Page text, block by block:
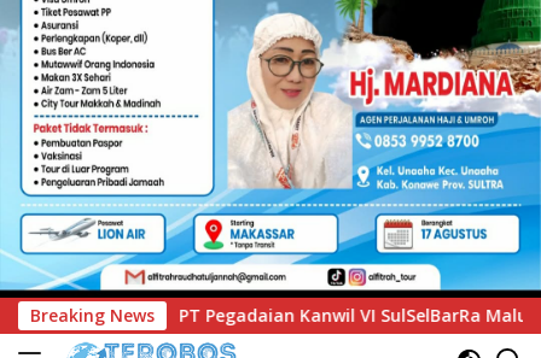
Breaking News
Kanwil VI SulSelBarRa Maluku Luncurkan Program